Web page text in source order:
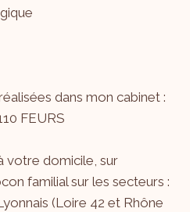
dans mon cabinet :
FEURS
votre domicile, sur
familial sur les secteurs :
(Loire 42 et Rhône